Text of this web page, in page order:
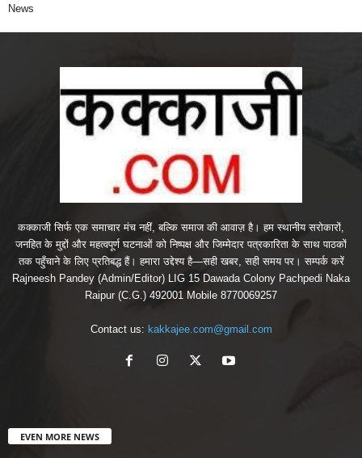
News
कक्काजी सिर्फ एक समाचार मंच नहीं, बल्कि समाज की आवाज़ है। हम स्थानीय सरोकारों,
जनहित के मुद्दों और महत्वपूर्ण घटनाओं को निष्पक्ष और जिम्मेदार पत्रकारिता के साथ पाठकों
तक पहुँचाने के लिए प्रतिबद्ध हैं। हमारा उद्देश्य है—सही खबर, सही समय पर। सम्पर्क करें
Rajneesh Pandey (Admin/Editor) LIG 15 Dawada Colony Pachpedi Naka
Raipur (C.G.) 492001 Mobile 8770069257
Contact us: kakkajee.com@gmail.com
EVEN MORE NEWS